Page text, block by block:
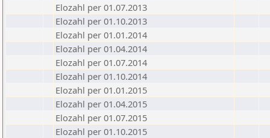
Elozahl per 01.07.2013
Elozahl per 01.10.2013
Elozahl per 01.01.2014
Elozahl per 01.04.2014
Elozahl per 01.07.2014
Elozahl per 01.10.2014
Elozahl per 01.01.2015
Elozahl per 01.04.2015
Elozahl per 01.07.2015
Elozahl per 01.10.2015